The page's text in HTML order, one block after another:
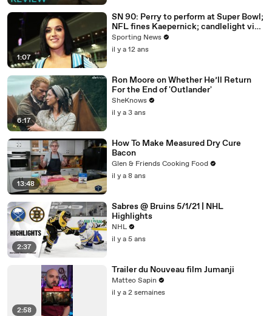
1:07
SN 90: Perry to perform at Super Bowl;
NFL fines Kaepernick; candlelight vigil
for Gurley
Sporting News
il y a 12 ans
6:17
Ron Moore on Whether He’ll Return
For the End of 'Outlander'
SheKnows
il y a 3 ans
13:48
How To Make Measured Dry Cure
Bacon
Glen & Friends Cooking Food
il y a 8 ans
2:37
Sabres @ Bruins 5/1/21 | NHL
Highlights
NHL
il y a 5 ans
2:58
Trailer du Nouveau film Jumanji
Matteo Sapin
il y a 2 semaines